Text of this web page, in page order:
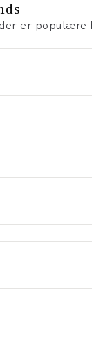
er populære